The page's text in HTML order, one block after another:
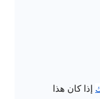
إذا كان هذا